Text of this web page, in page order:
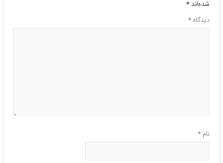
شده‌اند*
دیدگاه*
نام*